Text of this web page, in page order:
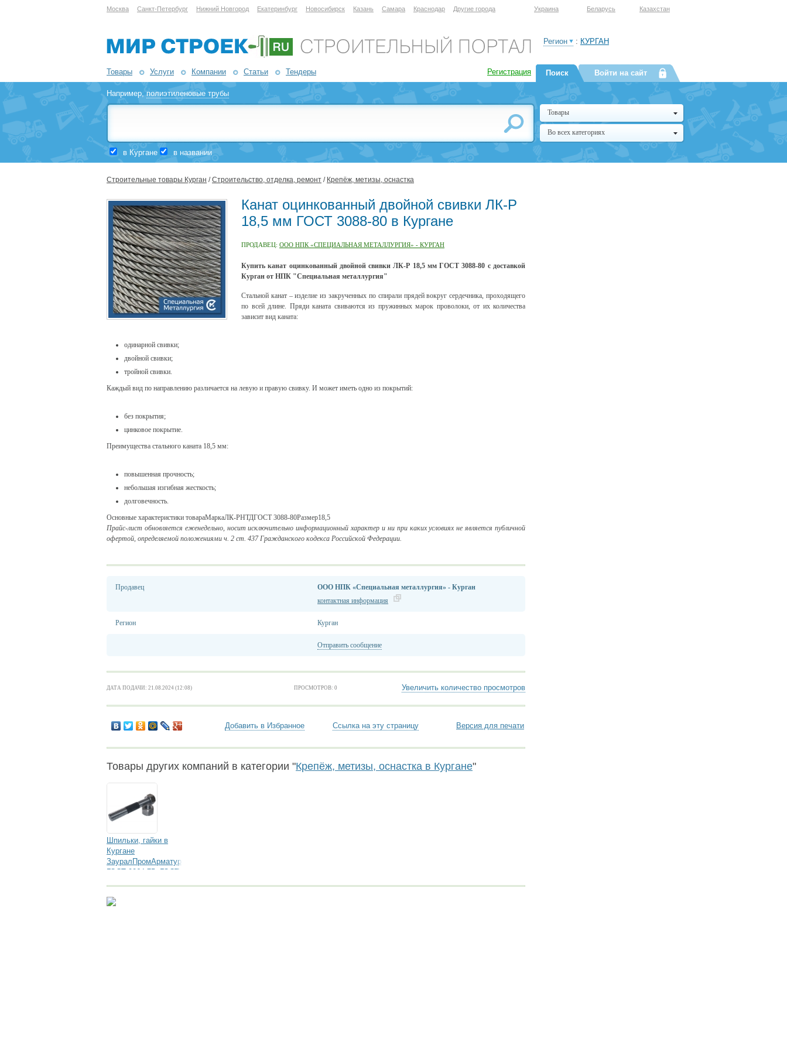
Москва Санкт-Петербург Нижний Новгород Екатеринбург Новосибирск Казань Самара Краснодар Другие города Украина Беларусь Казахстан
Товары Услуги Компании Статьи Тендеры Регистрация
Регион : КУРГАН
Например,полиэтиленовые трубы
в Кургане в названии
Поиск Войти на сайт
Товары
Во всех категориях
Строительные товары Курган /Строительство, отделка, ремонт / Крепёж, метизы, оснастка
Канат оцинкованный двойной свивки ЛК-Р
18,5 мм ГОСТ 3088-80 в Кургане
ПРОДАВЕЦ: ООО НПК «СПЕЦИАЛЬНАЯ МЕТАЛЛУРГИЯ» - КУРГАН
Купить канат оцинкованный двойной свивки ЛК-Р 18,5 мм ГОСТ 3088-80 с доставкой
Курган от НПК "Специальная металлургия"
Стальной канат – изделие из закрученных по спирали прядей вокруг сердечника, проходящего
по всей длине. Пряди каната свиваются из пружинных марок проволоки, от их количества
зависит вид каната:
одинарной свивки;
двойной свивки;
тройной свивки.
Каждый вид по направлению различается на левую и правую свивку. И может иметь одно из покрытий:
без покрытия;
цинковое покрытие.
Преимущества стального каната 18,5 мм:
повышенная прочность;
небольшая изгибная жесткость;
долговечность.
Основные характеристики товараМаркаЛК-РНТДГОСТ 3088-80Размер18,5
Прайс-лист обновляется еженедельно, носит исключительно информационный характер и ни при каких условиях не является публичной
офертой, определяемой положениями ч. 2 ст. 437 Гражданского кодекса Российской Федерации.
Продавец
ООО НПК «Специальная металлургия» - Курган
контактная информация
Регион Курган
Отправить сообщение
ДАТА ПОДАЧИ: 21.08.2024 (12:08) ПРОСМОТРОВ: 0 Увеличить количество просмотров
Добавить в Избранное Ссылка на эту страницу Версия для печати
Товары других компаний в категории "Крепёж, метизы, оснастка в Кургане"
Шпильки, гайки в
Кургане
ЗауралПромАрматура+
ГОСТ 9064-75, ГОСТ